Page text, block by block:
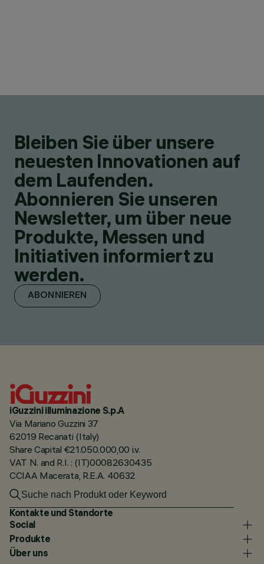
Bleiben Sie über unsere
neuesten Innovationen auf
dem Laufenden.
Abonnieren Sie unseren
Newsletter, um über neue
Produkte, Messen und
Initiativen informiert zu
werden.
ABONNIEREN
iGuzzini illuminazione S.p.A
Via Mariano Guzzini 37
62019 Recanati (Italy)
Share Capital €21.050.000,00 i.v.
VAT N. and R.I. : (IT)00082630435
CCIAA Macerata, R.E.A. 40632
Kontakte und Standorte
Social
Produkte
Über uns